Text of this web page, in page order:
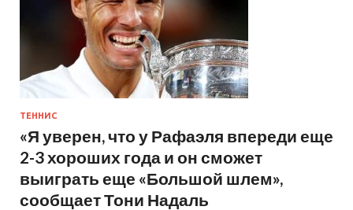
ТЕННИС
«Я уверен, что у Рафаэля впереди еще
2-3 хороших года и он сможет
выиграть еще «Большой шлем»,
сообщает Тони Надаль